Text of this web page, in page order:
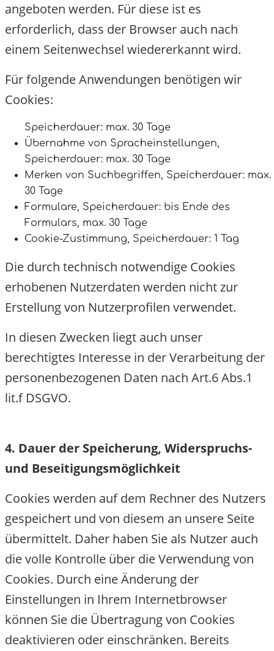
angeboten werden. Für diese ist es
erforderlich, dass der Browser auch nach
einem Seitenwechsel wiedererkannt wird.
Für folgende Anwendungen benötigen wir
Cookies:
Speicherdauer: max. 30 Tage
Übernahme von Spracheinstellungen
Speicherdauer: max. 30 Tage
Merken von Suchbegriffen, Speicherdauer:
30 Tage
Formulare, Speicherdauer: bis Ende des
Formulars, max. 30 Tage
Cookie-Zustimmung, Speicherdauer: 1 Tag
Die durch technisch notwendige Cookies
erhobenen Nutzerdaten werden nicht zur
Erstellung von Nutzerprofilen verwendet.
In diesen Zwecken liegt auch unser
berechtigtes Interesse in der Verarbeitung der
personenbezogenen Daten nach Art.6 Abs.1
lit.f DSGVO.
4. Dauer der Speicherung, Widerspruchs-
und Beseitigungsmöglichkeit
Cookies werden auf dem Rechner des
gespeichert und von diesem an unsere Seite
übermittelt. Daher haben Sie als Nutzer auch
die volle Kontrolle über die Verwendung von
Cookies. Durch eine Änderung der
Einstellungen in Ihrem Internetbrowser
können Sie die Übertragung von Cookies
deaktivieren oder einschränken. Bereits